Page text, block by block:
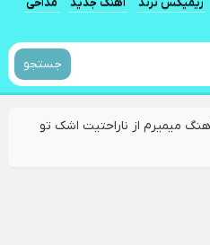
جستجو
میمیرم از ناراحتیت اشک تو